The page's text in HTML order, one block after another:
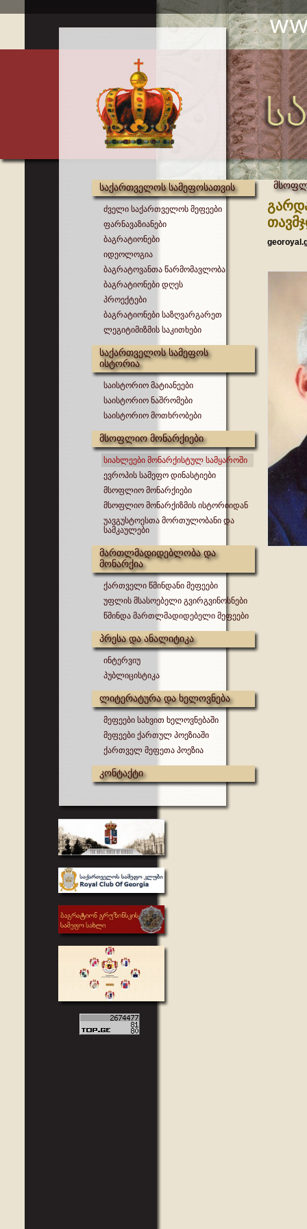
საქართველოს სამეფოსათვის
ძველი საქართველოს მეფეები
ფარნავაზიანები
ბაგრატიონები
იდეოლოგია
ბაგრატოვანთა წარმომავლობა
ბაგრატიონები დღეს
პროექტები
ბაგრატიონები საზღვარგარეთ
ლეგიტიმიზმის საკითხები
საქართველოს სამეფოს
ისტორია
საისტორიო მატიანეები
საისტორიო ნაშრომები
საისტორიო მოთხრობები
მსოფლიო მონარქიები
სიახლეები მონარქისტულ სამყაროში
ევროპის სამეფო დინასტიები
მსოფლიო მონარქიები
მსოფლიო მონარქიზმის ისტორიიდან
უავგუსტოესთა მორთულობანი და
სამკაულები
მართლმადიდებლობა და
მონარქია
ქართველი წმინდანი მეფეები
უფლის მსასოებელი გვირგვინოსნები
წმინდა მართლმადიდებელი მეფეები
პრესა და ანალიტიკა
ინტერვიუ
პუბლიცისტიკა
ლიტერატურა და ხელოვნება
მეფეები სახვით ხელოვნებაში
მეფეები ქართულ პოეზიაში
ქართველ მეფეთა პოეზია
კონტაქტი